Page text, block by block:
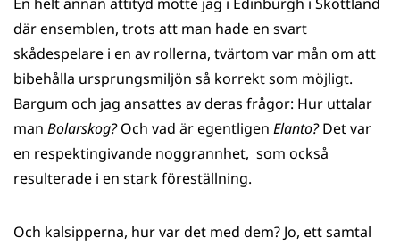
där ensemblen, trots att man hade en svart
skådespelare i en av rollerna, tvärtom var mån om att
bibehålla ursprungsmiljön så korrekt som möjligt.
Bargum och jag ansattes av deras frågor: Hur uttalar
man Bolarskog?Och vad är egentligen Elanto?Det var
en respektingivande noggrannhet, som också
resulterade i en stark föreställning.
Och kalsipperna, hur var det med dem? Jo, ett samtal